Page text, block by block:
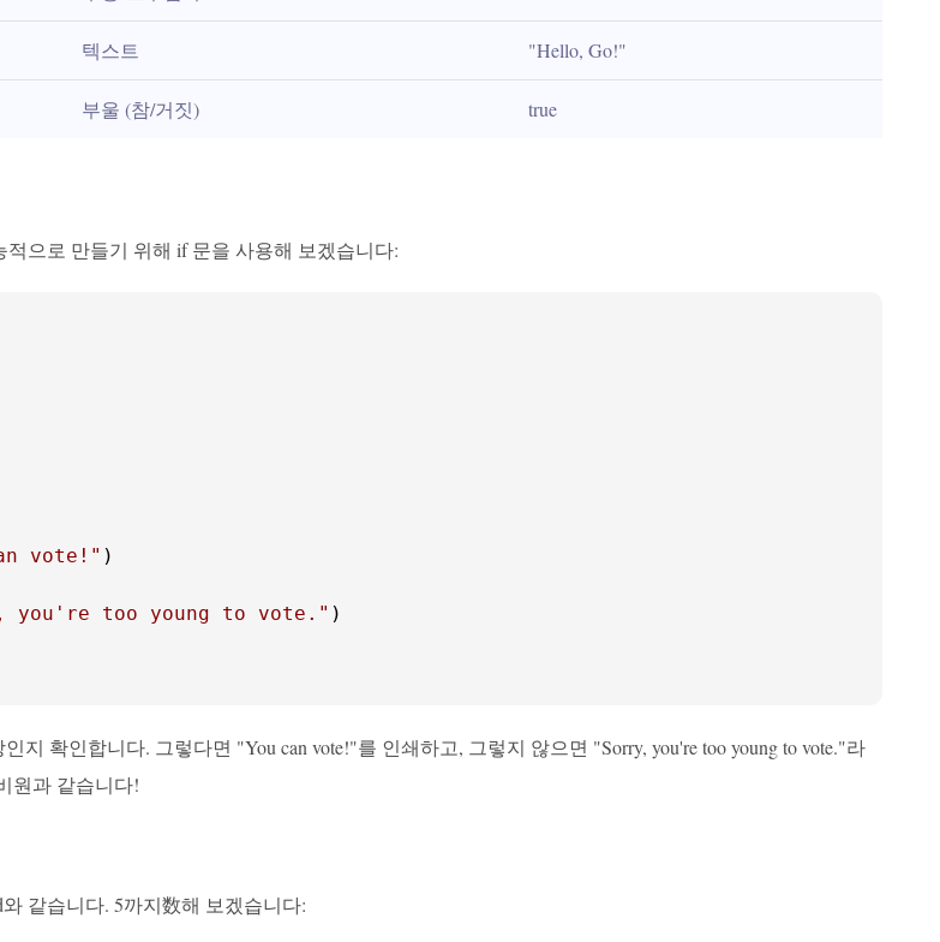
텍스트 "Hello, Go!"
부울 (참/거짓) true
으로 만들기 위해 if 문을 사용해 보겠습니다:
vote!" )
you're too young to vote." )
인지 확인합니다. 그렇다면 "You can vote!"를 인쇄하고, 그렇지 않으면 "Sorry, you're too young to vote."라
원과 같습니다!
같습니다. 5까지数해 보겠습니다: